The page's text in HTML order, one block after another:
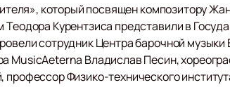
который посвящен композитору
Курентзиса представили в
сотрудник Центра барочной
MusicAeterna Владислав Песин,
Физико-технического